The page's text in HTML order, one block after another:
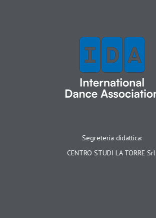
Segreteria didattica:
CENTRO STUDI LA TORRE Srl